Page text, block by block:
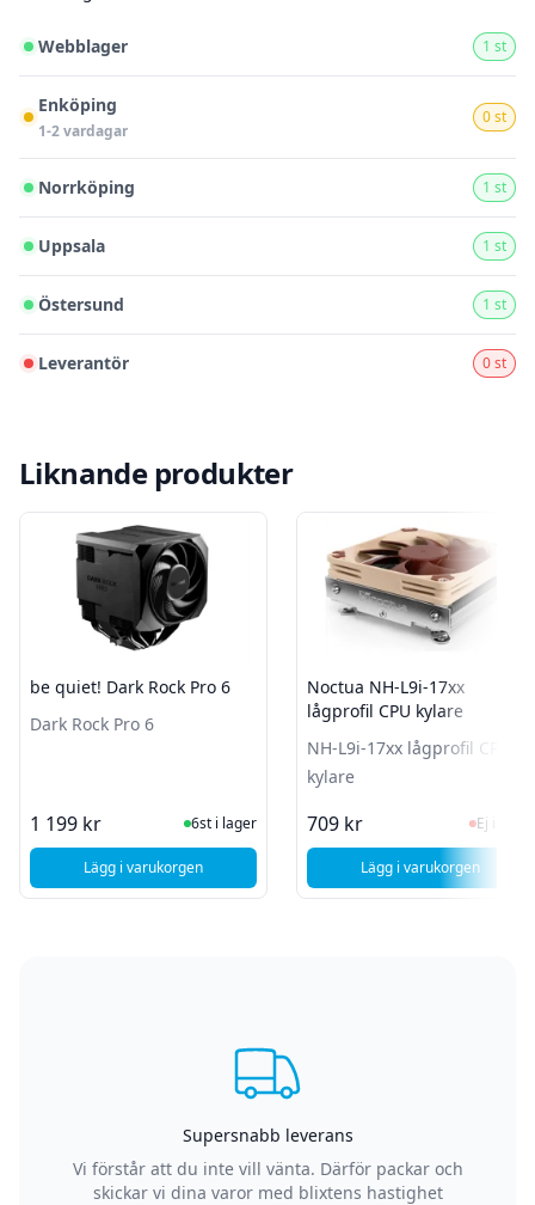
Webblager 1 st
Enköping
1-2 vardagar
0 st
Norrköping 1 st
Uppsala 1 st
Östersund 1 st
Leverantör 0 st
Liknande produkter
be quiet! Dark Rock Pro 6
Dark Rock Pro 6
1 199 kr I Lager
6st i lager
Lägg i varukorgen, be quiet! Dark Rock Pro 6
Noctua NH-L9i-17xx
lågprofil CPU kylare
NH-L9i-17xx lågprofil CPU
kylare
709 kr Ej i
Ej i lager
Lägg i varukorgen
, Noctua NH-L9i-
Supersnabb leverans
Vi förstår att du inte vill vänta. Därför packar och
skickar vi dina varor med blixtens hastighet